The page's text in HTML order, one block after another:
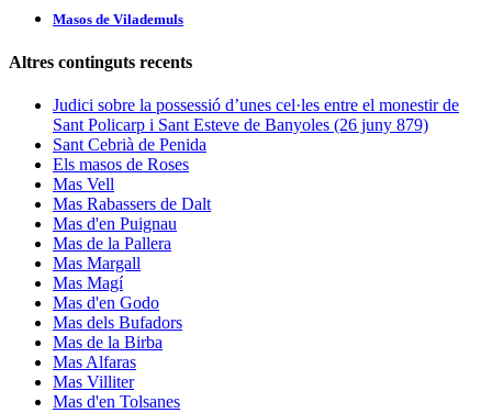
Masos de Vilademuls
Altres continguts recents
Judici sobre la possessió d’unes cel·les entre el monestir de
Sant Policarp i Sant Esteve de Banyoles (26 juny 879)
Sant Cebrià de Penida
Els masos de Roses
Mas Vell
Mas Rabassers de Dalt
Mas d'en Puignau
Mas de la Pallera
Mas Margall
Mas Magí
Mas d'en Godo
Mas dels Bufadors
Mas de la Birba
Mas Alfaras
Mas Villiter
Mas d'en Tolsanes